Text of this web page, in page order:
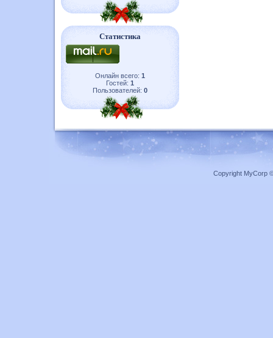
Статистика
Онлайн всего: 1
Гостей: 1
Пользователей: 0
Copyright MyCorp